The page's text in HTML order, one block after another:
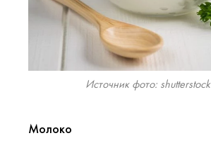
Источник фото:
Молоко